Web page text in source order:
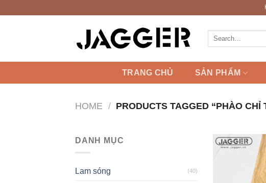
Search
TRANG CHỦ SẢN PHẨM
HOME / PRODUCTS TAGGED “PHÀO CHỈ
DANH MỤC
Lam sóng (40)